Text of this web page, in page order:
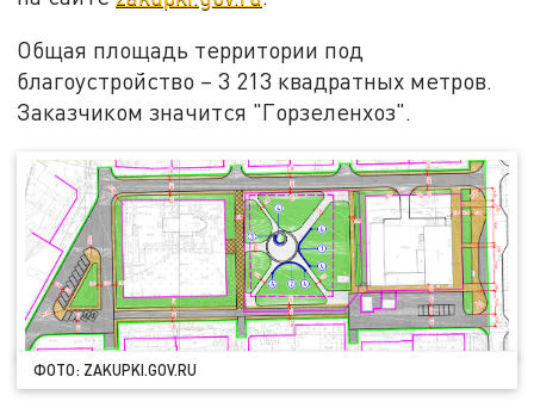
Общая площадь территории под
благоустройство – 3 213 квадратных метров.
Заказчиком значится "Горзеленхоз".
ФОТО: ZAKUPKI.GOV.RU